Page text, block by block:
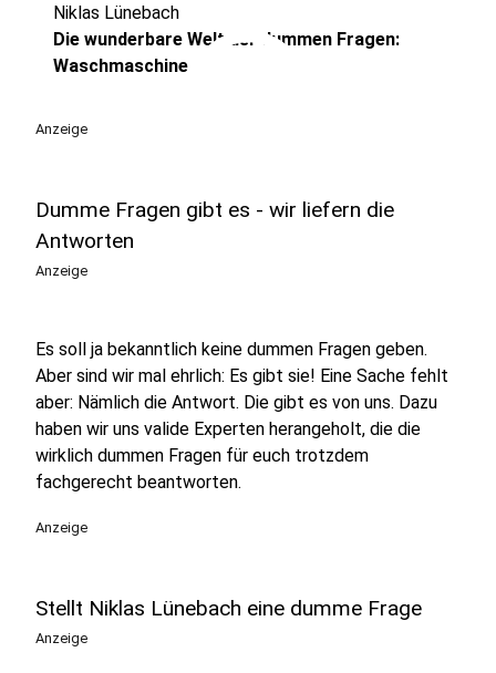
play_circle
Niklas Lünebach
Die wunderbare Welt der dummen Fragen:
Waschmaschine
Anzeige
Dumme Fragen gibt es - wir liefern die
Antworten
Anzeige
Es soll ja bekanntlich keine dummen Fragen geben.
Aber sind wir mal ehrlich: Es gibt sie! Eine Sache fehlt
aber: Nämlich die Antwort. Die gibt es von uns. Dazu
haben wir uns valide Experten herangeholt, die die
wirklich dummen Fragen für euch trotzdem
fachgerecht beantworten.
Anzeige
Stellt Niklas Lünebach eine dumme Frage
Anzeige